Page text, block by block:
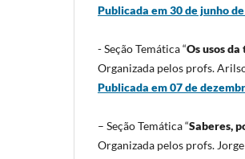
Publicada em 30 de junho
- Seção Temática “Os usos
Organizada pelos profs.
Publicada em 07 de
– Seção Temática “Saberes,
Organizada pelos profs.